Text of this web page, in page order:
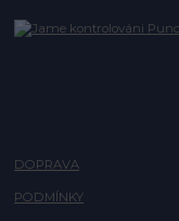
DOPRAVA
PODMÍNKY